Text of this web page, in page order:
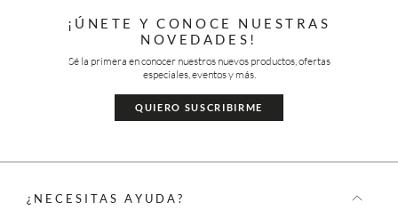
¡ÚNETE Y CONOCE NUESTRAS
NOVEDADES!
Sé la primera en conocer nuestros nuevos productos, ofertas
especiales, eventos y más.
QUIERO SUSCRIBIRME
¿NECESITAS AYUDA?